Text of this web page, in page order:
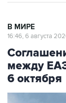
В МИРЕ
16:46, 6 августа
между
6 октября